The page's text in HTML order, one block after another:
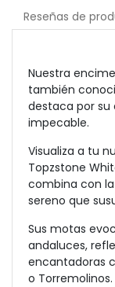
Reseñas de
Nuestra
también
destaca por su
impecable.
Visualiza a tu
Topzstone
combina con
sereno que
Sus motas
andaluces,
encantadoras
o Torremolinos.